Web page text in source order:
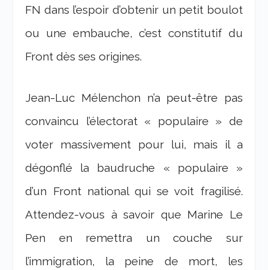
FN dans l’espoir d’obtenir un petit boulot
ou une embauche, c’est constitutif du
Front dès ses origines.
Jean-Luc Mélenchon n’a peut-être pas
convaincu l’électorat « populaire » de
voter massivement pour lui, mais il a
dégonflé la baudruche « populaire »
d’un Front national qui se voit fragilisé.
Attendez-vous à savoir que Marine Le
Pen en remettra un couche sur
l’immigration, la peine de mort, les